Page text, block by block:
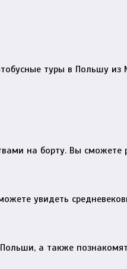
туры в Польшу из
на борту. Вы сможете
увидеть
а также